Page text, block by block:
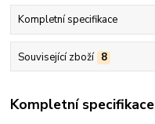
Kompletní specifikace
Související zboží 8
Kompletní specifikace